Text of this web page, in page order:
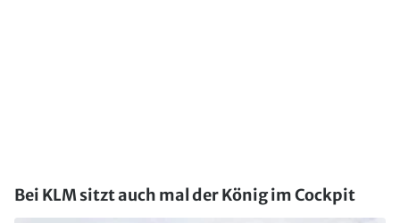
Bei KLM sitzt auch mal der König im Cockpit